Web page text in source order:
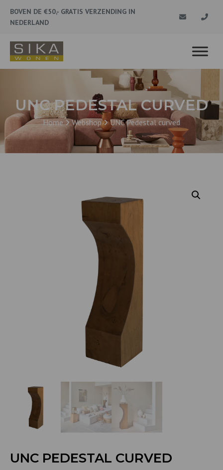
BOVEN DE €50,- GRATIS VERZENDING IN
NEDERLAND
UNC PEDESTAL CURVED
Home Webshop UNC Pedestal curved
UNC PEDESTAL CURVED